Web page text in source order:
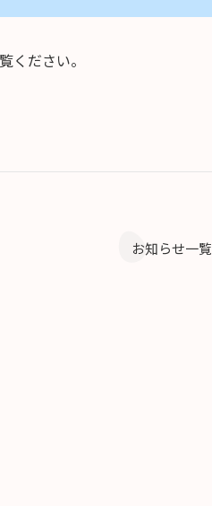
ください。
お知らせ一覧